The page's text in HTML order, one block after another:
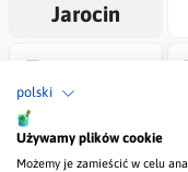
polski
Używamy plików cookie
Możemy je zamieścić w celu
Jarocin